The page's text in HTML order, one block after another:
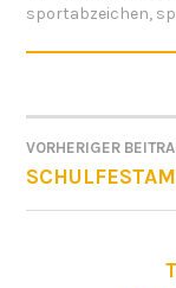
sportabzeichen,
VORHERIGER